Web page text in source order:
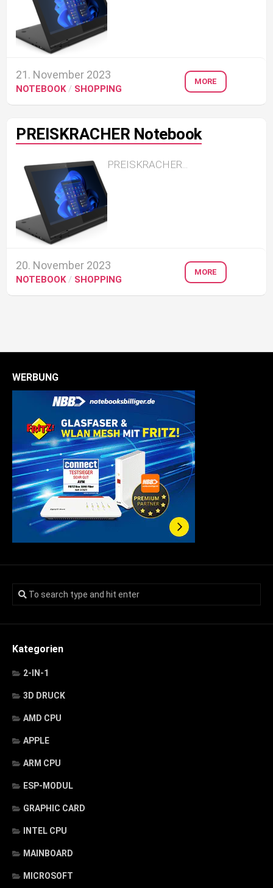
21. November 2023
NOTEBOOK/ SHOPPING
MORE
PREISKRACHER Notebook
PREISKRACHER...
20. November 2023
NOTEBOOK/ SHOPPING
MORE
WERBUNG
Kategorien
2-IN-1
3D DRUCK
AMD CPU
APPLE
ARM CPU
ESP-MODUL
GRAPHIC CARD
INTEL CPU
MAINBOARD
MICROSOFT